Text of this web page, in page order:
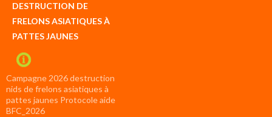
DESTRUCTION DE
FRELONS ASIATIQUES À
PATTES JAUNES
Campagne 2026 destruction
nids de frelons asiatiques à
pattes jaunes Protocole aide
BFC_2026